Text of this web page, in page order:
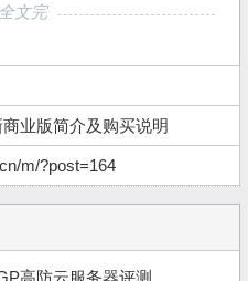
全文完
业版简介及购买说明
m/?post=164